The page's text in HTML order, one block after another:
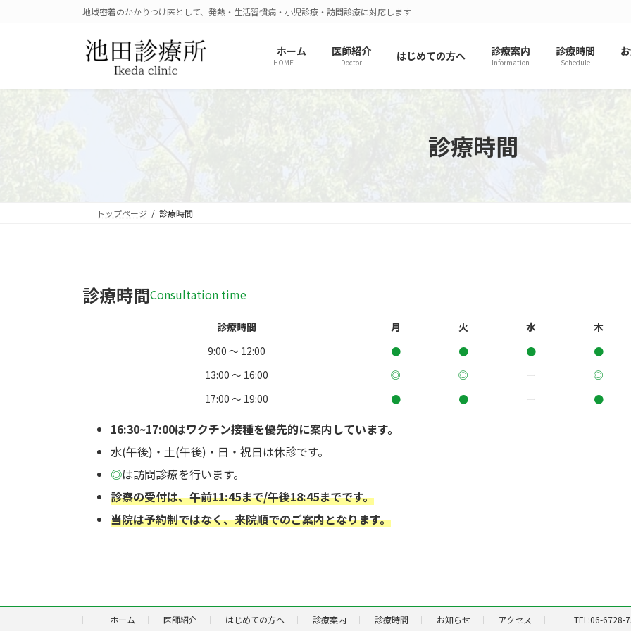
へ
ョ
地域密着のかかりつけ医として、発熱・生活習慣病・小児診療・訪問診療に対応します
ホーム
HOME
医師紹介
Doctor はじめての方へ 診療案内
Information
診療時間
Schedule
診療時間
トップページ 診療時間
診療時間Consultation time
診療時間 月 火 水 木
9:00 〜 12:00 ● ● ● ●
13:00 〜 16:00
◎ ◎ ー ◎
17:00 〜 19:00
● ● ー ●
16:30~17:00はワクチン接種を優先的に案内しています。
水(午後)・土(午後)・日・祝日は休診です。
◎は訪問診療を行います。
診察の受付は、午前11:45まで/午後18:45までです。
当院は予約制ではなく、来院順でのご案内となります。
ホーム 医師紹介 はじめての方へ 診療案内 診療時間 お知らせ アクセス TEL:06-6728-